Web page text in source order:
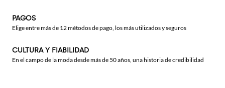
PAGOS
Elige entre más de 12 métodos de pago, los más utilizados y seguros
CULTURA Y FIABILIDAD
En el campo de la moda desde más de 50 años, una historia de credibilidad